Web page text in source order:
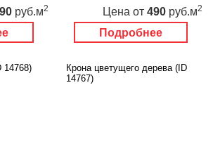
руб.м2
Подробнее
Цена от 490 руб.м2
14768)
Крона цветущего дерева (ID
14767)